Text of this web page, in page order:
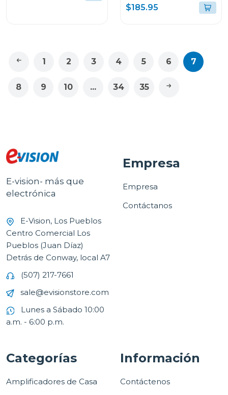
$185.95
1 2 3 4 5 6 7
8 9 10 ... 34 35
E-vision- más que
electrónica
E-Vision, Los Pueblos
Centro Comercial Los
Pueblos (Juan Díaz)
Detrás de Conway, local A7
(507) 217-7661
sale@evisionstore.com
Lunes a Sábado 10:00
a.m. - 6:00 p.m.
Empresa
Empresa
Contáctanos
Categorías
Amplificadores de Casa
Información
Contáctenos